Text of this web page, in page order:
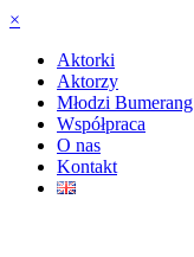
×
Aktorki
Aktorzy
Młodzi Bumerang
Współpraca
O nas
Kontakt